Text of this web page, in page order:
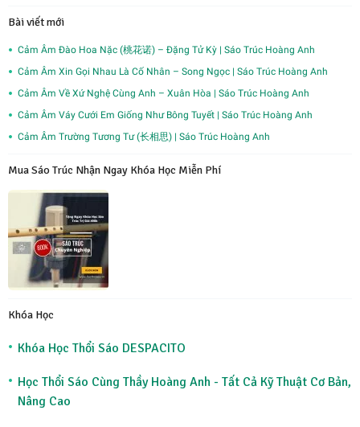
Bài viết mới
Cảm Âm Đào Hoa Nặc (桃花诺) – Đặng Tử Kỳ | Sáo Trúc Hoàng Anh
Cảm Âm Xin Gọi Nhau Là Cố Nhân – Song Ngọc | Sáo Trúc Hoàng Anh
Cảm Âm Về Xứ Nghệ Cùng Anh – Xuân Hòa | Sáo Trúc Hoàng Anh
Cảm Âm Váy Cưới Em Giống Như Bông Tuyết | Sáo Trúc Hoàng Anh
Cảm Âm Trường Tương Tư (长相思) | Sáo Trúc Hoàng Anh
Mua Sáo Trúc Nhận Ngay Khóa Học Miễn Phí
Khóa Học
Khóa Học Thổi Sáo DESPACITO
Học Thổi Sáo Cùng Thầy Hoàng Anh - Tất Cả Kỹ Thuật Cơ Bản,
Nâng Cao